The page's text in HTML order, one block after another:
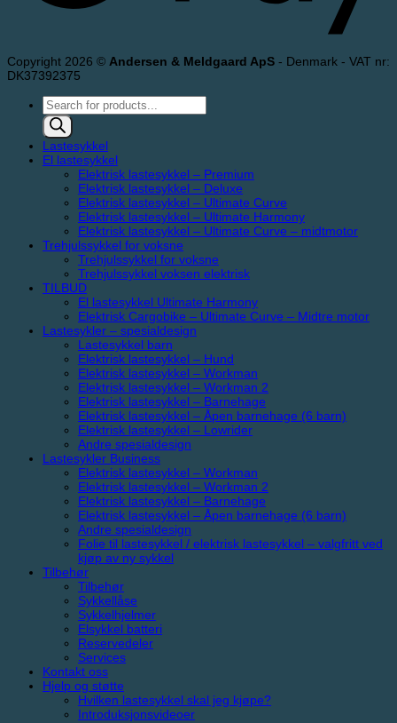
Copyright 2026 © Andersen & Meldgaard ApS - Denmark - VAT nr:
DK37392375
Products
search
Lastesykkel
El lastesykkel
Elektrisk lastesykkel – Premium
Elektrisk lastesykkel – Deluxe
Elektrisk lastesykkel – Ultimate Curve
Elektrisk lastesykkel – Ultimate Harmony
Elektrisk lastesykkel – Ultimate Curve – midtmotor
Trehjulssykkel for voksne
Trehjulssykkel for voksne
Trehjulssykkel voksen elektrisk
TILBUD
El lastesykkel Ultimate Harmony
Elektrisk Cargobike – Ultimate Curve – Midtre motor
Lastesykler – spesialdesign
Lastesykkel barn
Elektrisk lastesykkel – Hund
Elektrisk lastesykkel – Workman
Elektrisk lastesykkel – Workman 2
Elektrisk lastesykkel – Barnehage
Elektrisk lastesykkel – Åpen barnehage (6 barn)
Elektrisk lastesykkel – Lowrider
Andre spesialdesign
Lastesykler Business
Elektrisk lastesykkel – Workman
Elektrisk lastesykkel – Workman 2
Elektrisk lastesykkel – Barnehage
Elektrisk lastesykkel – Åpen barnehage (6 barn)
Andre spesialdesign
Folie til lastesykkel / elektrisk lastesykkel – valgfritt ved
kjøp av ny sykkel
Tilbehør
Tilbehør
Sykkellåse
Sykkelhjelmer
Elsykkel batteri
Reservedeler
Services
Kontakt oss
Hjelp og støtte
Hvilken lastesykkel skal jeg kjøpe?
Introduksjonsvideoer